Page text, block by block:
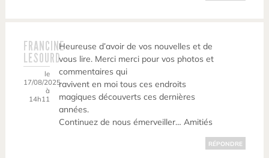
FRANCINE
LESOURD
le
17/08/2025
à
14h11
Heureuse d’avoir de vos nouvelles et de
vous lire. Merci merci pour vos photos et
commentaires qui
ravivent en moi tous ces endroits
magiques découverts ces dernières
années.
Continuez de nous émerveiller… Amitiés
RÉPONDRE